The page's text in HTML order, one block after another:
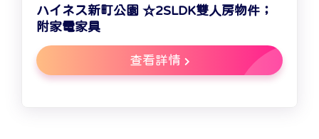
ハイネス新町公園 ☆2SLDK雙人房物件；
附家電家具
查看詳情